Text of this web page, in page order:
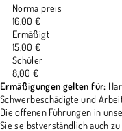
Normalpreis
16,00 €
Ermäßigt
15,00 €
Schüler
8,00 €
Ermäßigungen gelten für:
Schwerbeschädigte und
Die offenen Führungen in
Sie selbstverständlich auch